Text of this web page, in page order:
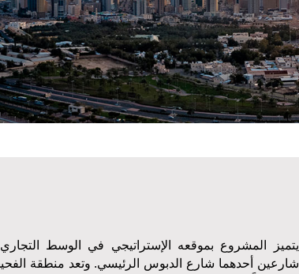
يتميز المشروع بموقعه الإستراتيجي في الوسط
شارعين أحدهما شارع الدبوس الرئيسي. وتعد منطقة